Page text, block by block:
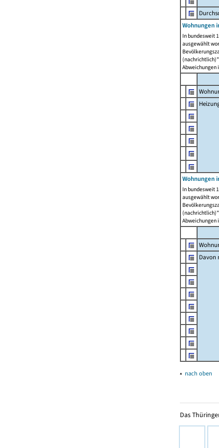
Wohnungen
In bundesweit
ausgewählt
Abweichungen
Wohnungen
In bundesweit
ausgewählt
Abweichungen
Davon
▴ nach oben
Das